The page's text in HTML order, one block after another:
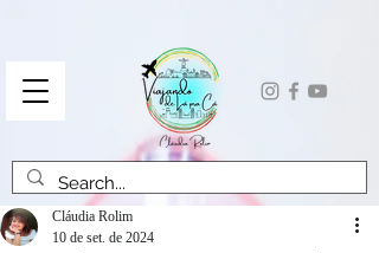
Cláudia Rolim
10 de set. de 2024